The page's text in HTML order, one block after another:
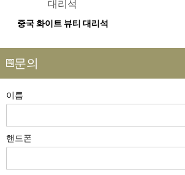
중국 화이트 뷰티 대리석
문의
이름
핸드폰